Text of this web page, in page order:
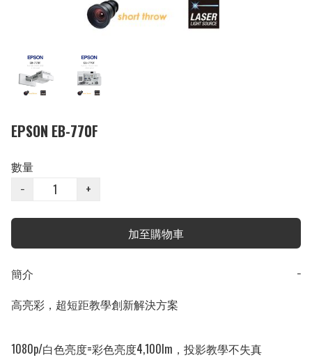
EPSON EB-770F
數量
−
+
加至購物車
簡介
−
高亮彩，超短距教學創新解決方案
1080p/白色亮度=彩色亮度4,100lm，投影教學不失真